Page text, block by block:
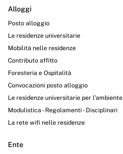
Alloggi
Posto alloggio
Le residenze universitarie
Mobilità nelle residenze
Contributo affitto
Foresteria e Ospitalità
Convocazioni posto alloggio
Le residenze universitarie per l’ambiente
Modulistica - Regolamenti - Disciplinari
La rete wifi nelle residenze
Ente